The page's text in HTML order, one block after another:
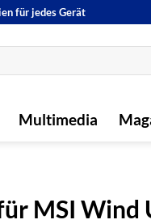
für jedes Gerät
Multimedia
MSI Wind